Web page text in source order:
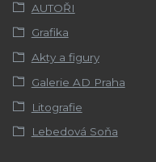
AUTOŘI
Grafika
Akty a figury
Galerie AD Praha
Litografie
Lebedová Soňa